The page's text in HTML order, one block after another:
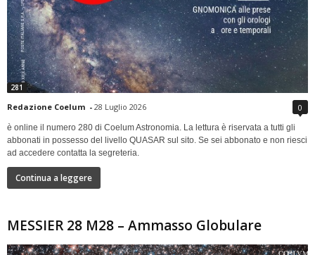
281
Redazione Coelum - 28 Luglio 2026 0
è online il numero 280 di Coelum Astronomia. La lettura è riservata a tutti gli
abbonati in possesso del livello QUASAR sul sito. Se sei abbonato e non riesci
ad accedere contatta la segreteria.
Continua a leggere
MESSIER 28 M28 – Ammasso Globulare